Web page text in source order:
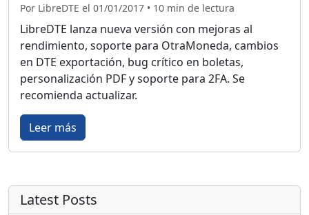
Por LibreDTE el 01/01/2017 • 10 min de lectura
LibreDTE lanza nueva versión con mejoras al
rendimiento, soporte para OtraMoneda, cambios
en DTE exportación, bug crítico en boletas,
personalización PDF y soporte para 2FA. Se
recomienda actualizar.
Leer más
Latest Posts